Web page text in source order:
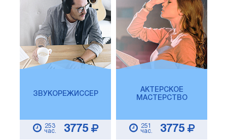
ЗВУКОРЕЖИССЕР
253
час.
3775
АКТЕРСКОЕ
МАСТЕРСТВО
251
час.
3775